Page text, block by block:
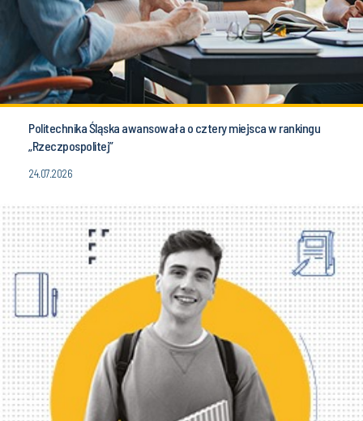
Politechnika Śląska awansowała o cztery miejsca w rankingu
„Rzeczpospolitej”
24.07.2026